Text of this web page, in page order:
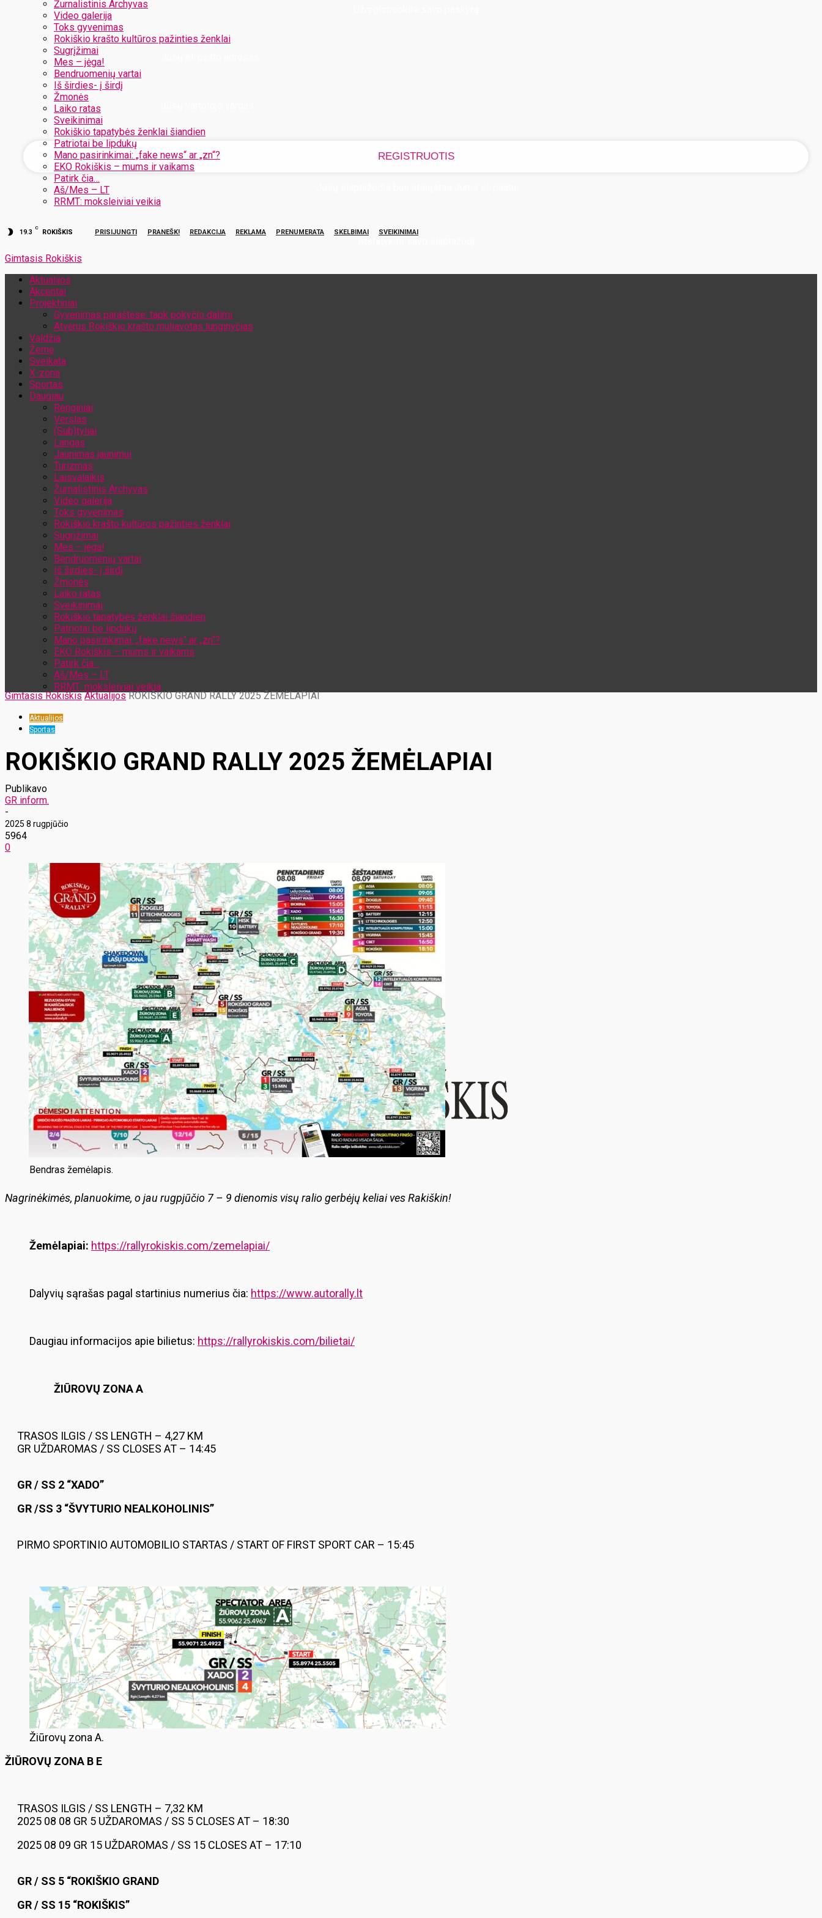
Žurnalistinis Archyvas
Video galerija
Toks gyvenimas
Rokiškio krašto kultūros pažinties ženklai
Sugrįžimai
Mes – jėga!
Bendruomenių vartai
Iš širdies- į širdį
Žmonės
Laiko ratas
Sveikinimai
Rokiškio tapatybės ženklai šiandien
Patriotai be lipdukų
Mano pasirinkimai: „fake news“ ar „zn“?
EKO Rokiškis – mums ir vaikams
Patirk čia…
Aš/Mes – LT
RRMT: moksleiviai veikia
19.3
C
ROKIŠKIS PRISIJUNGTI PRANEŠK! REDAKCIJA REKLAMA PRENUMERATA SKELBIMAI SVEIKINIMAI
Gimtasis Rokiškis
Aktualijos
Akcentai
Projektiniai
Gyvenimas paraštėse: tapk pokyčio dalimi
Atvėrus Rokiškio krašto muliavotas lunginyčias
Valdžia
Žemė
Sveikata
X-zona
Sportas
Daugiau
Renginiai
Verslas
(Sub)tyliai
Langas
Jaunimas jaunimui
Turizmas
Laisvalaikis
Žurnalistinis Archyvas
Video galerija
Toks gyvenimas
Rokiškio krašto kultūros pažinties ženklai
Sugrįžimai
Mes – jėga!
Bendruomenių vartai
Iš širdies- į širdį
Žmonės
Laiko ratas
Sveikinimai
Rokiškio tapatybės ženklai šiandien
Patriotai be lipdukų
Mano pasirinkimai: „fake news“ ar „zn“?
EKO Rokiškis – mums ir vaikams
Patirk čia…
Aš/Mes – LT
RRMT: moksleiviai veikia
Gimtasis Rokiškis Aktualijos ROKIŠKIO GRAND RALLY 2025 ŽEMĖLAPIAI
Aktualijos
Sportas
ROKIŠKIO GRAND RALLY 2025 ŽEMĖLAPIAI
Publikavo
GR inform.
-
2025 8 rugpjūčio
5964
0
Bendras žemėlapis.
Nagrinėkimės, planuokime, o jau rugpjūčio 7 – 9 dienomis visų ralio gerbėjų keliai ves Rakiškin!
Žemėlapiai: https://rallyrokiskis.com/zemelapiai/
Dalyvių sąrašas pagal startinius numerius čia: https://www.autorally.lt
Daugiau informacijos apie bilietus: https://rallyrokiskis.com/bilietai/
ŽIŪROVŲ ZONA A
TRASOS ILGIS / SS LENGTH – 4,27 KM
GR UŽDAROMAS / SS CLOSES AT – 14:45
GR / SS 2 “XADO”
GR /SS 3 “ŠVYTURIO NEALKOHOLINIS”
PIRMO SPORTINIO AUTOMOBILIO STARTAS / START OF FIRST SPORT CAR – 15:45
Žiūrovų zona A.
ŽIŪROVŲ ZONA B E
TRASOS ILGIS / SS LENGTH – 7,32 KM
2025 08 08 GR 5 UŽDAROMAS / SS 5 CLOSES AT – 18:30
2025 08 09 GR 15 UŽDAROMAS / SS 15 CLOSES AT – 17:10
GR / SS 5 “ROKIŠKIO GRAND
GR / SS 15 “ROKIŠKIS”